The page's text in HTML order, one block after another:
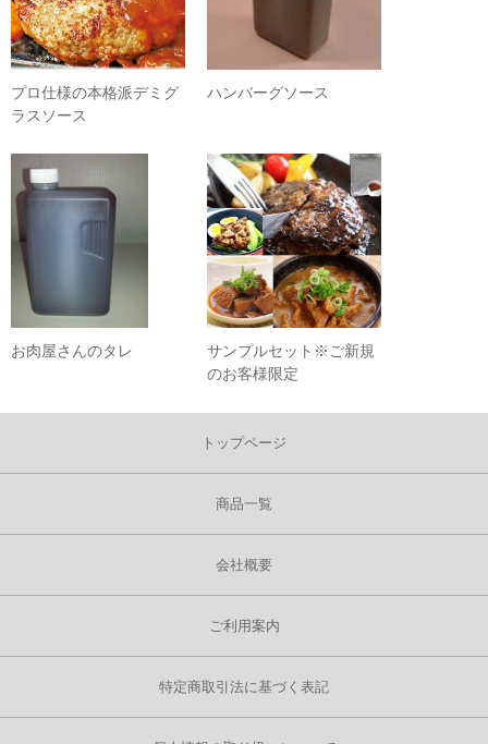
プロ仕様の本格派デミグ
ラスソース
ハンバーグソース
お肉屋さんのタレ
サンプルセット※ご新規
のお客様限定
トップページ
商品一覧
会社概要
ご利用案内
特定商取引法に基づく表記